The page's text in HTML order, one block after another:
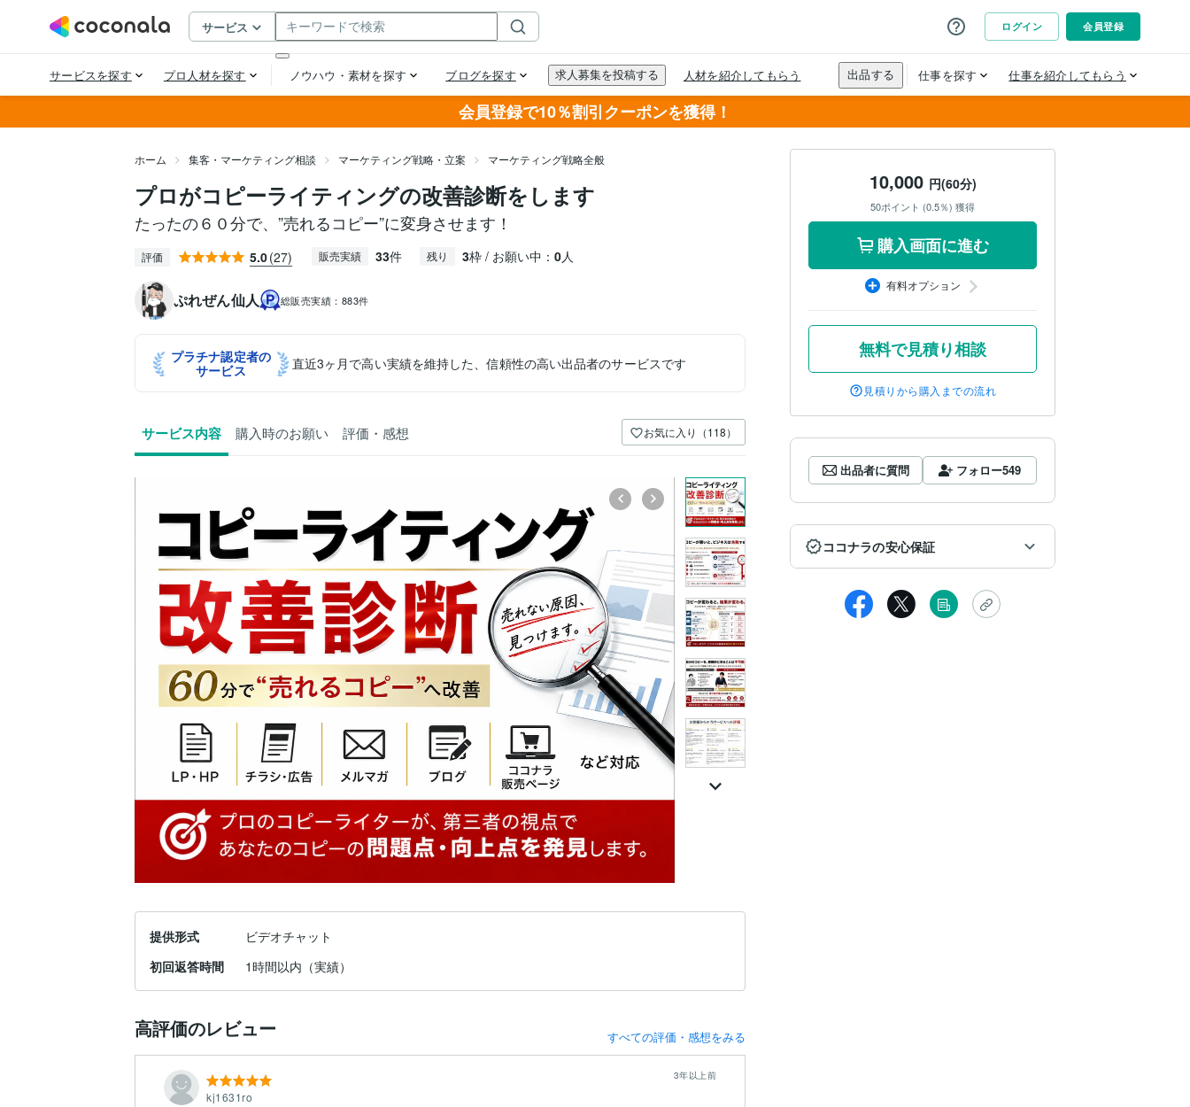
会員登録で10％割引クーポンを獲得！
ホーム 集客・マーケティング相談 マーケティング戦略・立案 マーケティング戦略全般
プロがコピーライティングの改善診断をします
たったの６０分で、”売れるコピー”に変身させます！
評価 5.0(27) 販売実績 33件 残り 3枠 / お願い中： 0人
ぷれぜん仙人 総販売実績： 883件
プラチナ認定者の
サービス
直近3ヶ月で高い実績を維持した、信頼性の高い出品者のサービスです
サービス内容 購入時のお願い 評価・感想 お気に入り（118）
提供形式
ビデオチャット
初回返答時間
1時間以内（実績）
高評価のレビュー すべての評価・感想をみる
kj1631ro
3年以上前
10,000 円(60分)
50ポイント (0.5％) 獲得
購入画面に進む
有料オプション
無料で見積り相談
見積りから購入までの流れ
出品者に質問 フォロー549
ココナラの安心保証